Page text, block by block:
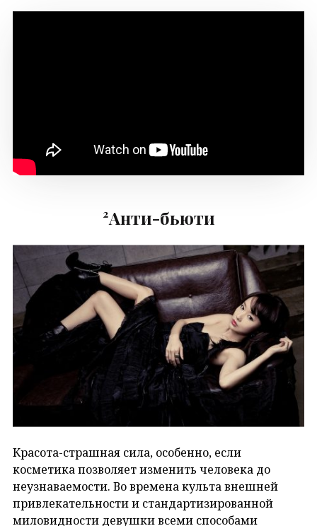
²Анти-бьюти
Красота-страшная сила, особенно, если
косметика позволяет изменить человека до
неузнаваемости. Во времена культа внешней
привлекательности и стандартизированной
миловидности девушки всеми способами